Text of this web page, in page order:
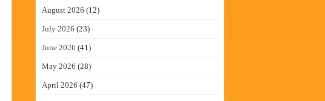
August 2026 (12)
July 2026 (23)
June 2026 (41)
May 2026 (28)
April 2026 (47)